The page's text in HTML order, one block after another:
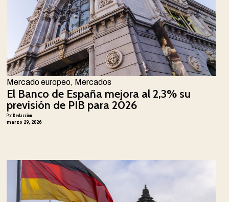
Mercado europeo, Mercados
El Banco de España mejora al 2,3% su
previsión de PIB para 2026
PorRedacción
marzo 29, 2026